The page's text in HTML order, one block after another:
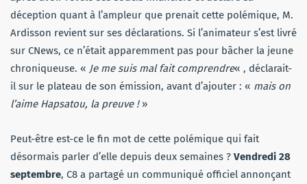
déception quant à l’ampleur que prenait cette polémique, M.
Ardisson revient sur ses déclarations. Si l’animateur s’est livré
sur CNews, ce n’était apparemment pas pour bâcher la jeune
chroniqueuse. « Je me suis mal fait comprendre« , déclarait-
il sur le plateau de son émission, avant d’ajouter : « mais on
l’aime Hapsatou, la preuve !»
Peut-être est-ce le fin mot de cette polémique qui fait
désormais parler d’elle depuis deux semaines ? Vendredi 28
septembre, C8 a partagé un communiqué officiel annonçant